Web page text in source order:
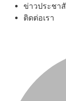
ข่าวประชา
ติดต่อเรา